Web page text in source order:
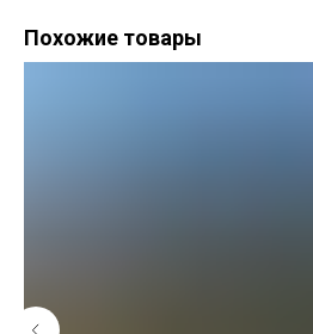
Похожие товары